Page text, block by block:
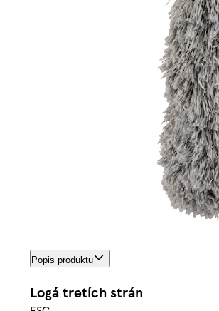
Popis produktu
Logá tretích strán